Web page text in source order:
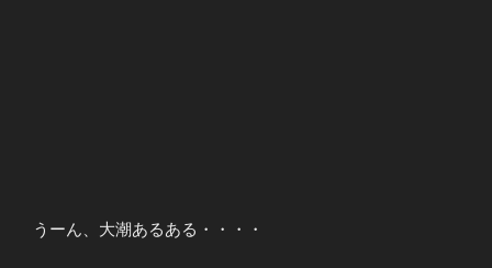
うーん、大潮あるある・・・・